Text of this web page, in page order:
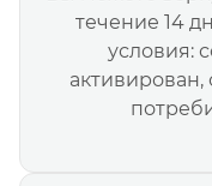
течение 14
условия: